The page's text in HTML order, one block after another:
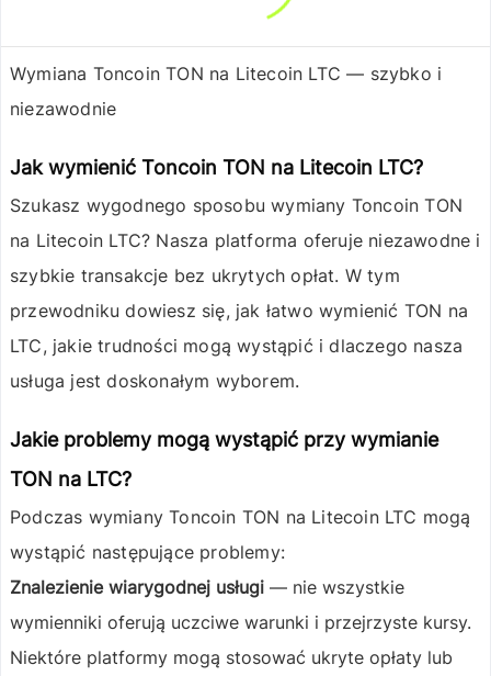
Wymiana Toncoin TON na Litecoin LTC — szybko i
niezawodnie
Jak wymienić Toncoin TON na Litecoin LTC?
Szukasz wygodnego sposobu wymiany Toncoin TON
na Litecoin LTC? Nasza platforma oferuje niezawodne i
szybkie transakcje bez ukrytych opłat. W tym
przewodniku dowiesz się, jak łatwo wymienić TON na
LTC, jakie trudności mogą wystąpić i dlaczego nasza
usługa jest doskonałym wyborem.
Jakie problemy mogą wystąpić przy wymianie
TON na LTC?
Podczas wymianyToncoin TON na Litecoin LTC mogą
wystąpić następujące problemy:
Znalezienie wiarygodnej usługi — nie wszystkie
wymienniki oferują uczciwe warunki i przejrzyste kursy.
Niektóre platformy mogą stosować ukryte opłaty lub